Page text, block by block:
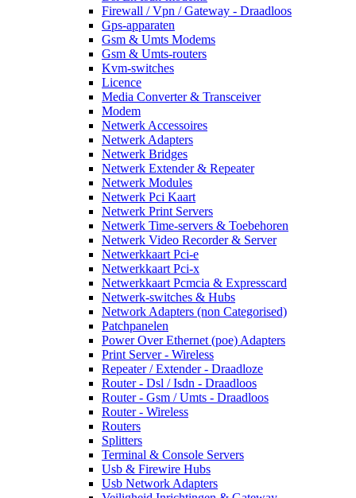
Firewall / Vpn / Gateway - Draadloos
Gps-apparaten
Gsm & Umts Modems
Gsm & Umts-routers
Kvm-switches
Licence
Media Converter & Transceiver
Modem
Netwerk Accessoires
Netwerk Adapters
Netwerk Bridges
Netwerk Extender & Repeater
Netwerk Modules
Netwerk Pci Kaart
Netwerk Print Servers
Netwerk Time-servers & Toebehoren
Netwerk Video Recorder & Server
Netwerkkaart Pci-e
Netwerkkaart Pci-x
Netwerkkaart Pcmcia & Expresscard
Netwerk-switches & Hubs
Network Adapters (non Categorised)
Patchpanelen
Power Over Ethernet (poe) Adapters
Print Server - Wireless
Repeater / Extender - Draadloze
Router - Dsl / Isdn - Draadloos
Router - Gsm / Umts - Draadloos
Router - Wireless
Routers
Splitters
Terminal & Console Servers
Usb & Firewire Hubs
Usb Network Adapters